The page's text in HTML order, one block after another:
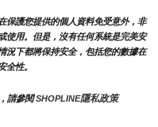
保護您提供的個人資料免受意外，非
使用。但是，沒有任何系統是完美安
況下都將保持安全，包括您的數據在
全性。
請參閱 SHOPLINE隱私政策